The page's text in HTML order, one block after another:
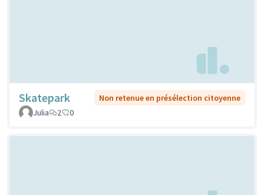
Skatepark
Non retenue en présélection citoyenne
Julia
2 0